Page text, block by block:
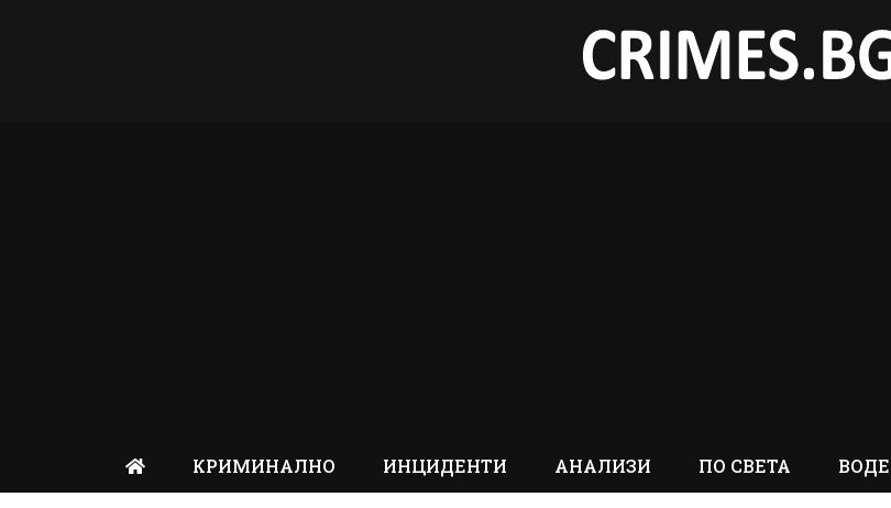
КРИМИНАЛНО ИНЦИДЕНТИ АНАЛИЗИ ПО СВЕТА